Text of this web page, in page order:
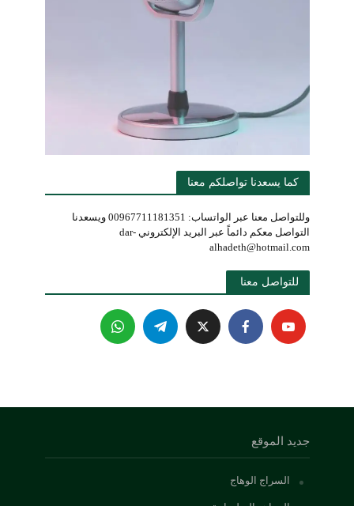
كما يسعدنا تواصلكم معنا
وللتواصل معنا عبر الواتساب: 00967711181351 ويسعدنا
التواصل معكم دائماً عبر البريد الإلكتروني dar-
alhadeth@hotmail.com
للتواصل معنا
جديد الموقع
السراج الوهاج